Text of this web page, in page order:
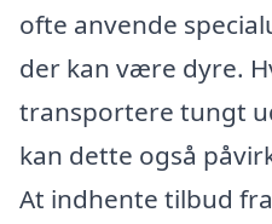
ofte anvende
der kan være dyre.
transportere tungt
kan dette også
At indhente tilbud